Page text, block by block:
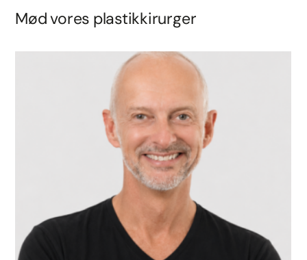
Mød vores plastikkirurger